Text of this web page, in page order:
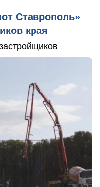
Ставрополь»
края